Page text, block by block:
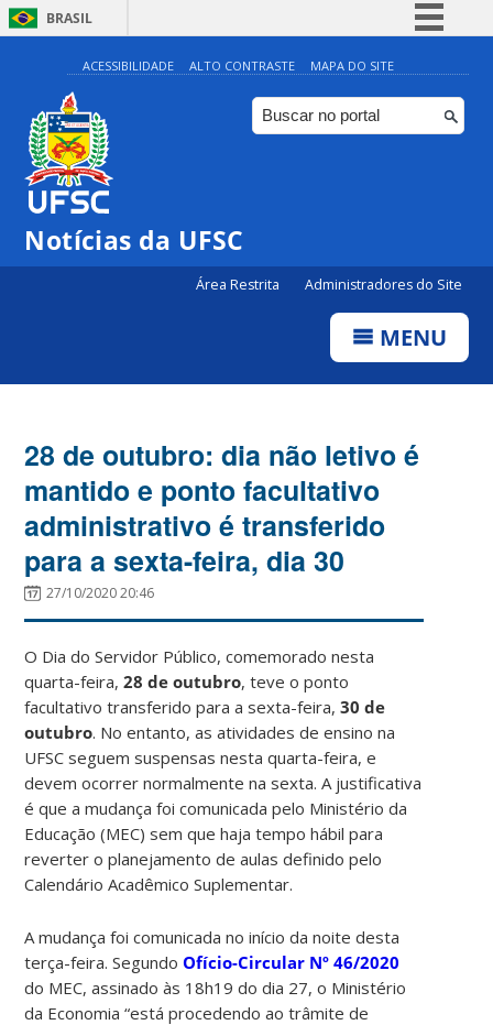
BRASIL
Simplifique!
Comunica BR
Participe
ACESSIBILIDADE ALTO CONTRASTE MAPA DO SITE
Notícias da UFSC
Área Restrita Administradores do Site
MENU
28 de outubro: dia não letivo é
mantido e ponto facultativo
administrativo é transferido
para a sexta-feira, dia 30
27/10/2020 20:46
O Dia do Servidor Público, comemorado nesta
quarta-feira,28 de outubro, teve o ponto
facultativo transferido para a sexta-feira,30 de
outubro. No entanto, as atividades de ensino na
UFSC seguem suspensas nesta quarta-feira, e
devem ocorrer normalmente na sexta. A justificativa
é que a mudança foi comunicada pelo Ministério da
Educação (MEC) sem que haja tempo hábil para
reverter o planejamento de aulas definido pelo
Calendário Acadêmico Suplementar.
A mudança foi comunicada no início da noite desta
terça-feira. SegundoOfício-Circular Nº 46/2020
do MEC, assinado às 18h19 do dia 27, o Ministério
da Economia “está procedendo ao trâmite de